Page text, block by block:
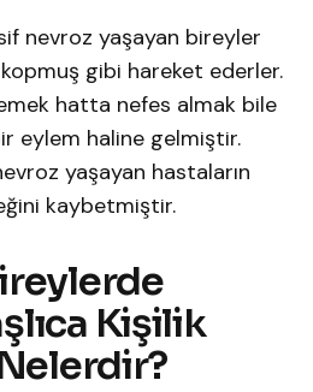
nevroz yaşayan bireyler
gibi hareket ederler.
hatta nefes almak bile
eylem haline gelmiştir.
yaşayan hastaların
kaybetmiştir.
Kişilik